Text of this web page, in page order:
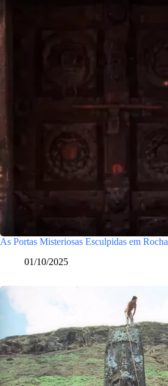
As Portas Misteriosas Esculpidas em Rocha
01/10/2025